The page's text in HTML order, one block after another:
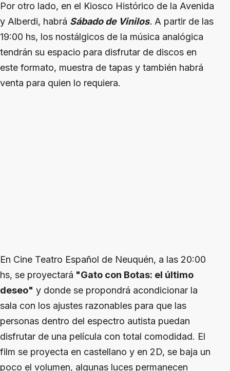
Por otro lado, en el Kiosco Histórico de la Avenida
y Alberdi, habrá Sábado de Vinilos. A partir de las
19:00 hs, los nostálgicos de la música analógica
tendrán su espacio para disfrutar de discos en
este formato, muestra de tapas y también habrá
venta para quien lo requiera.
En Cine Teatro Español de Neuquén, a las 20:00
hs, se proyectará "Gato con Botas: el último
deseo" y donde se propondrá acondicionar la
sala con los ajustes razonables para que las
personas dentro del espectro autista puedan
disfrutar de una película con total comodidad. El
film se proyecta en castellano y en 2D, se baja un
poco el volumen, algunas luces permanecen